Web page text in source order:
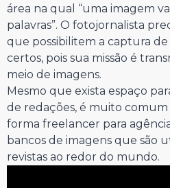
área na qual “uma imagem
palavras”. O fotojornalista
que possibilitem a captura
certos, pois sua missão é
meio de imagens.
Mesmo que exista espaço
de redações, é muito
forma freelancer para
bancos de imagens que são
revistas ao redor do mundo.